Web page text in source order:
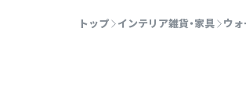
トップ インテリア雑貨・家具 ウォ